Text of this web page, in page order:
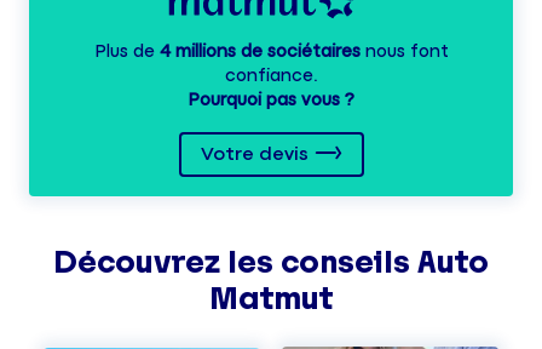
Plus de 4 millions de sociétairesnous font
confiance.
Pourquoi pas vous ?
Votre devis
Découvrez les conseils Auto
Matmut